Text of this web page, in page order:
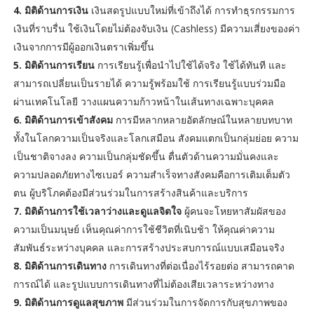
4. มิติด้านการเงินเงินสดรูปแบบใหม่ที่เข้าถึงได้ การทำธุรกรรมการ
เงินที่ราบรื่น ใช้เงินโดยไม่ต้องจับเงิน (Cashless) มีความเสี่ยงของค่า
เงินจากการมีผู้ออกเงินตราเพิ่มขึ้น
5. มิติด้านการเรียนการเรียนรู้เพื่อนำไปใช้ได้จริง ใช้ได้ทันที และ
สามารถเปลี่ยนเป็นรายได้ ความรู้พร้อมใช้ การเรียนรู้แบบร่วมมือ
ผ่านเทคโนโลยี วางแผนความก้าวหน้าในเส้นทางเฉพาะบุคคล
6. มิติด้านการเข้าสังคมการมีหลากหลายอัตลักษณ์ในหลายบทบาท
ทั้งในโลกความเป็นจริงและโลกเสมือน สังคมแตกเป็นกลุ่มย่อย ความ
เป็นชาติจางลง ความเป็นกลุ่มชัดขึ้น ตื่นตัวด้านความมั่นคงและ
ความปลอดภัยทางไซเบอร์ ความสำเร็จทางสังคมคือการเติมเต็มตัว
ตน ผู้บริโภคต้องมีส่วนร่วมในการสร้างสินค้าและบริการ
7. มิติด้านการใช้เวลาว่างและดูแลจิตใจผู้คนจะโหยหาสัมผัสของ
ความเป็นมนุษย์ เห็นคุณค่าการใช้ชีวิตที่เนิบช้า ให้คุณค่าความ
สัมพันธ์ระหว่างบุคคล และการสร้างประสบการณ์แบบเสมือนจริง
8. มิติด้านการเดินทางการเดินทางที่ต่อเนื่องไร้รอยต่อ สามารถคาด
การณ์ได้ และรูปแบบการเดินทางที่ไม่ต้องเสียเวลาระหว่างทาง
9. มิติด้านการดูแลสุขภาพมีส่วนร่วมในการจัดการกับสุขภาพของ